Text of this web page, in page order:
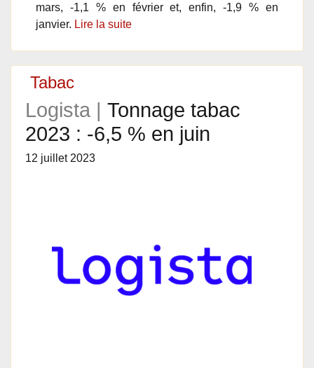
mars, -1,1 % en février et, enfin, -1,9 % en
janvier. Lire la suite
Tabac
Logista | Tonnage tabac
2023 : -6,5 % en juin
12 juillet 2023